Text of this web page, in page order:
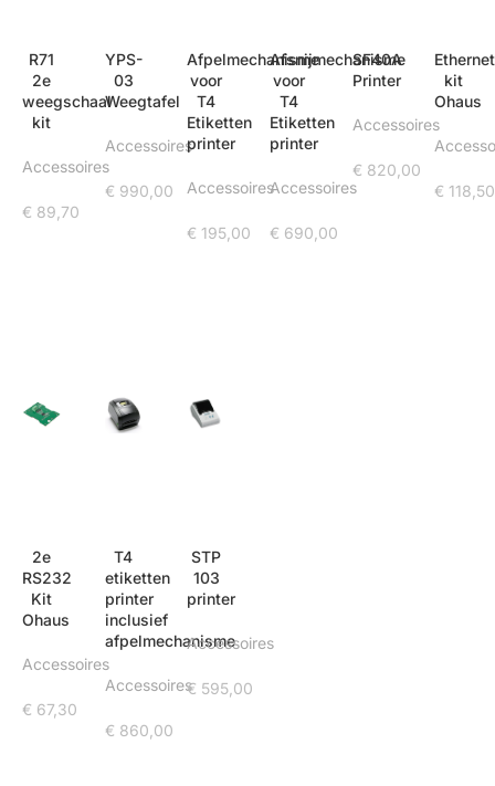
R71
2e
weegschaal
kit
Accessoires
€ 89,70
YPS-
03
Weegtafel
Accessoires
€ 990,00
Afpelmechanisme
voor
T4
Etiketten
printer
Accessoires
€ 195,00
Afsnijmechanisme
voor
T4
Etiketten
printer
Accessoires
€ 690,00
SF40A
Printer
Accessoires
€ 820,00
Ethernet
kit
Ohaus
€ 118,50
2e
RS232
Kit
Ohaus
Accessoires
€ 67,30
T4
etiketten
printer
inclusief
afpelmechanisme
Accessoires
€ 860,00
STP
103
printer
Accessoires
€ 595,00